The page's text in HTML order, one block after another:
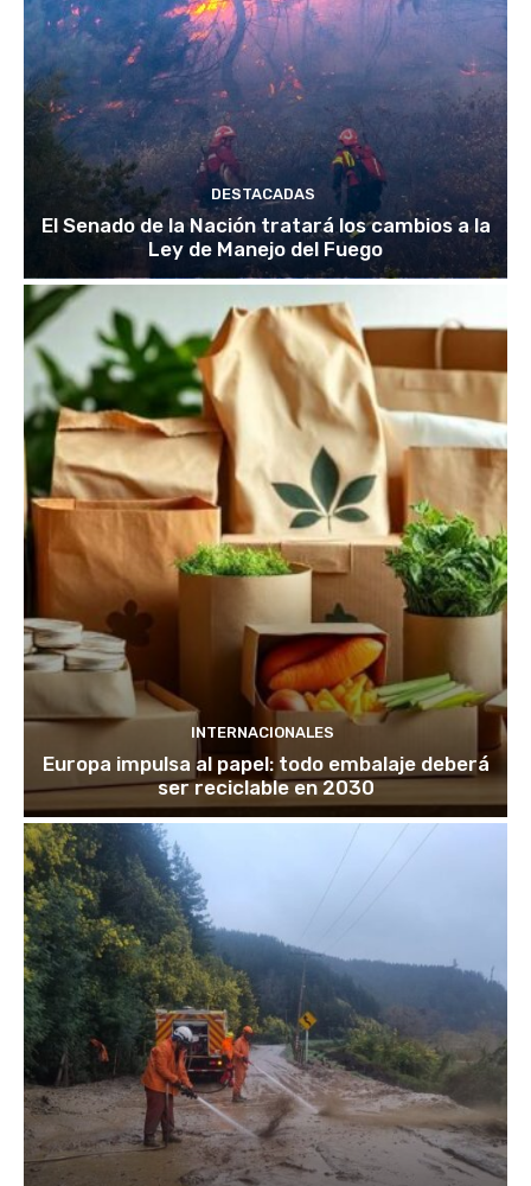
DESTACADAS
El Senado de la Nación tratará los cambios a la
Ley de Manejo del Fuego
INTERNACIONALES
Europa impulsa al papel: todo embalaje deberá
ser reciclable en 2030